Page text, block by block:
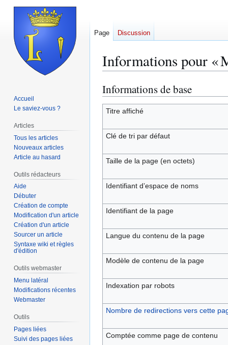
Informations pour «
Aller
à
la
Aller
à
la
Informations de base
Titre affiché
Clé de tri par défaut
Taille de la page (en octets)
Identifiant dʼespace de noms
Identifiant de la page
Langue du contenu de la page
Modèle de contenu de la page
Indexation par robots
Nombre de redirections vers cette
Comptée comme page de contenu
Page Discussion
Accueil
Le saviez-vous ?
Articles
Tous les articles
Nouveaux articles
Article au hasard
Outils rédacteurs
Aide
Débuter
Création de compte
Modification d'un article
Création d'un article
Sourcer un article
Syntaxe wiki et règles
d'édition
Outils webmaster
Menu latéral
Modifications récentes
Webmaster
Outils
Pages liées
Suivi des pages liées